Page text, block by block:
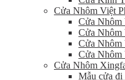
Cửa Nhôm Việt
Cửa Nhôm
Cửa Nhôm
Cửa Nhôm
Cửa Nhôm
Cửa Nhôm
Mẫu cửa